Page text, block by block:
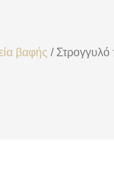
βαφής / Στρογγυλό